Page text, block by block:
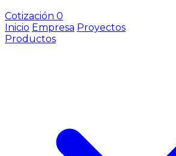
Cotización 0
Inicio Empresa Proyectos
Productos